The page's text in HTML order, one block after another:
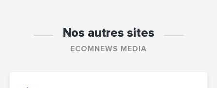
Nos autres sites
ECOMNEWS MEDIA